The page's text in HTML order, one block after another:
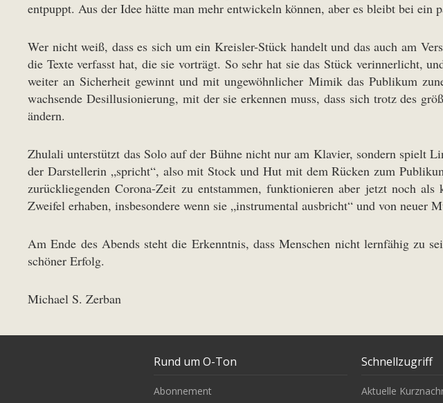
entpuppt. Aus der Idee hätte man mehr entwickeln können, aber es bleibt bei
Wer nicht weiß, dass es sich um ein Kreisler-Stück handelt und das auch am
die Texte verfasst hat, die sie vorträgt. So sehr hat sie das Stück verinnerlicht,
weiter an Sicherheit gewinnt und mit ungewöhnlicher Mimik das Publikum
wachsende Desillusionierung, mit der sie erkennen muss, dass sich trotz des
ändern.
Zhulali unterstützt das Solo auf der Bühne nicht nur am Klavier, sondern spielt
der Darstellerin „spricht“, also mit Stock und Hut mit dem Rücken zum
zurückliegenden Corona-Zeit zu entstammen, funktionieren aber jetzt noch
Zweifel erhaben, insbesondere wenn sie „instrumental ausbricht“ und von neuer
Am Ende des Abends steht die Erkenntnis, dass Menschen nicht lernfähig zu
schöner Erfolg.
Michael S. Zerban
Rund um O-Ton
Abonnement
Schnellzugriff
Aktuelle